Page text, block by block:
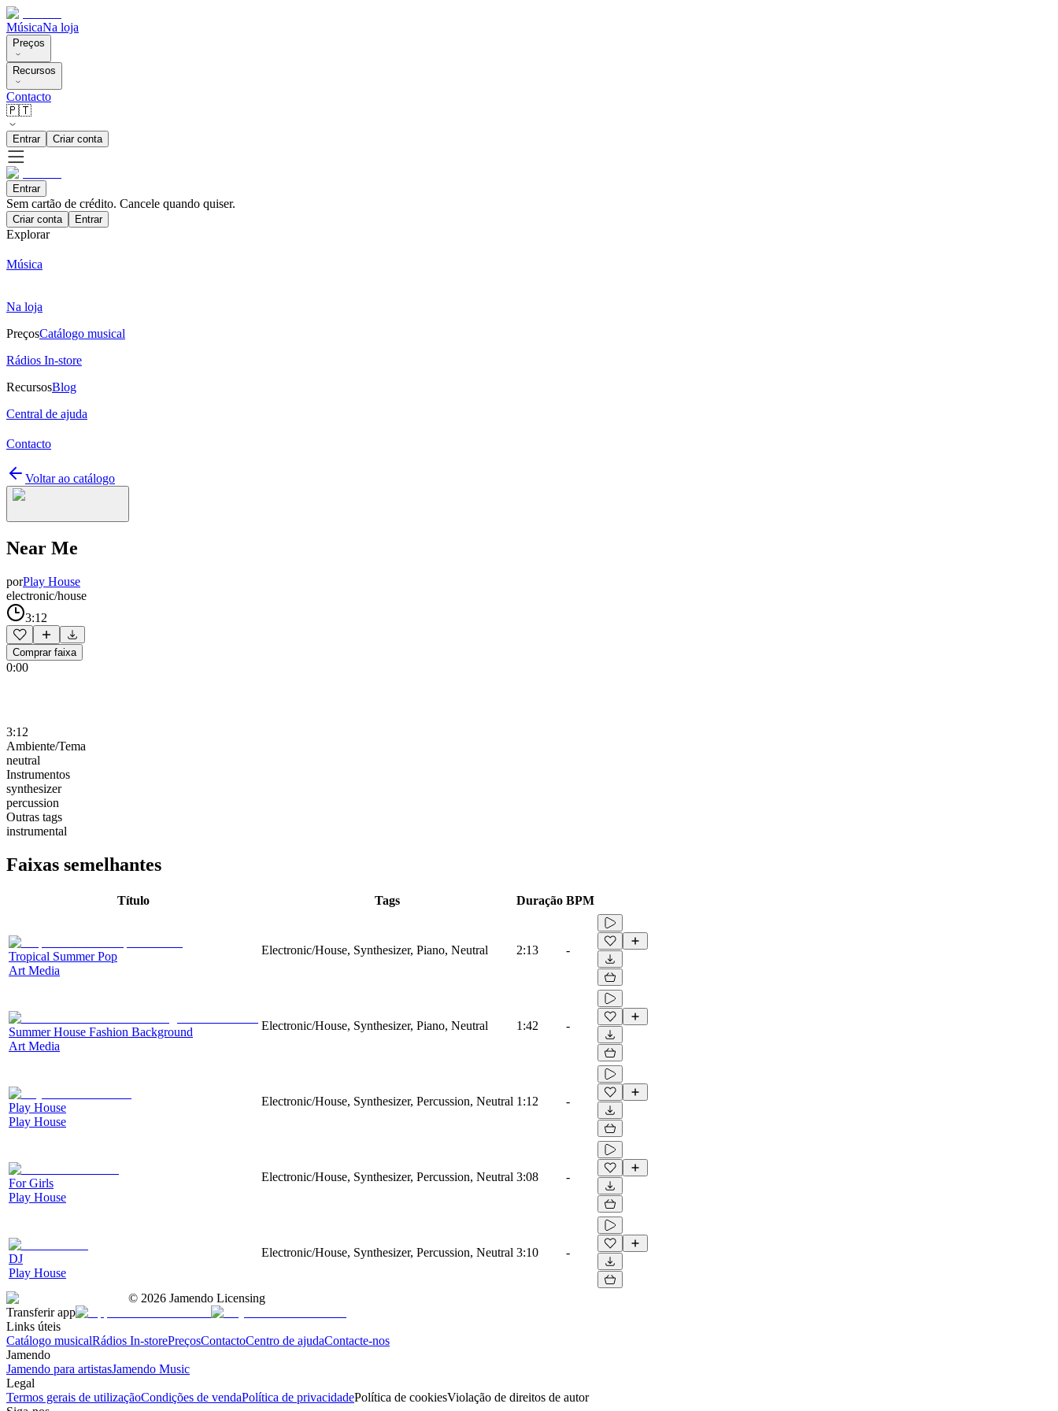
MúsicaNa loja
Preços
Recursos
Contacto
🇵🇹
Entrar Criar conta
Entrar
Sem cartão de crédito. Cancele quando quiser.
Criar conta Entrar
Explorar
Música
Na loja
PreçosCatálogo musical
Rádios In-store
RecursosBlog
Central de ajuda
Contacto
Voltar ao catálogo
Near Me
porPlay House
electronic/house
3:12
Comprar faixa
0:00
3:12
Ambiente/Tema
neutral
Instrumentos
synthesizer
percussion
Outras tags
instrumental
Faixas semelhantes
Título Tags Duração BPM
Tropical Summer Pop
Art Media
Electronic/House, Synthesizer, Piano, Neutral 2:13 -
Summer House Fashion Background
Art Media
Electronic/House, Synthesizer, Piano, Neutral 1:42 -
Play House
Play House
Electronic/House, Synthesizer, Percussion, Neutral 1:12 -
For Girls
Play House
Electronic/House, Synthesizer, Percussion, Neutral 3:08 -
DJ
Play House
Electronic/House, Synthesizer, Percussion, Neutral 3:10 -
© 2026 Jamendo Licensing
Transferir app
Links úteis
Catálogo musicalRádios In-storePreçosContactoCentro de ajudaContacte-nos
Jamendo
Jamendo para artistasJamendo Music
Legal
Termos gerais de utilizaçãoCondições de vendaPolítica de privacidadePolítica de cookiesViolação de direitos de autor